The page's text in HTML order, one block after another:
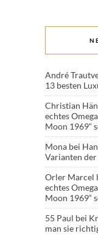
André
13 besten
Christian
echtes
Moon 1969“
Mona bei
Varianten
Orler Marcel
echtes
Moon 1969“
55 Paul bei
man sie